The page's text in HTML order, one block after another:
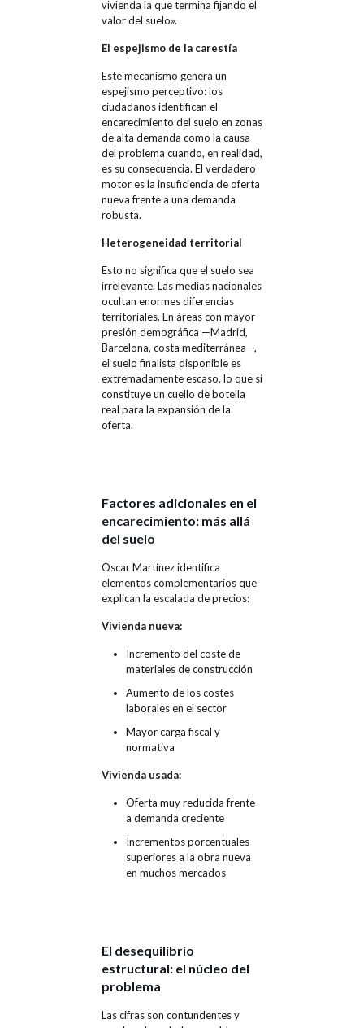
vivienda la que termina fijando el
valor del suelo».
El espejismo de la carestía
Este mecanismo genera un
espejismo perceptivo: los
ciudadanos identifican el
encarecimiento del suelo en zonas
de alta demanda como la causa
del problema cuando, en realidad,
es su consecuencia. El verdadero
motor es la insuficiencia de oferta
nueva frente a una demanda
robusta.
Heterogeneidad territorial
Esto no significa que el suelo sea
irrelevante. Las medias nacionales
ocultan enormes diferencias
territoriales. En áreas con mayor
presión demográfica —Madrid,
Barcelona, costa mediterránea—,
el suelo finalista disponible es
extremadamente escaso, lo que sí
constituye un cuello de botella
real para la expansión de la
oferta.
Factores adicionales en el
encarecimiento: más allá
del suelo
Óscar Martínez identifica
elementos complementarios que
explican la escalada de precios:
Vivienda nueva:
Incremento del coste de
materiales de construcción
Aumento de los costes
laborales en el sector
Mayor carga fiscal y
normativa
Vivienda usada:
Oferta muy reducida frente
a demanda creciente
Incrementos porcentuales
superiores a la obra nueva
en muchos mercados
El desequilibrio
estructural: el núcleo del
problema
Las cifras son contundentes y